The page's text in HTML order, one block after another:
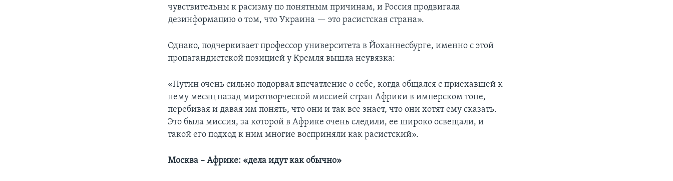
чувствительны к расизму по понятным причинам, и Россия продвигала
дезинформацию о том, что Украина — это расистская страна».
Однако, подчеркивает профессор университета в Йоханнесбурге, именно с этой
пропагандистской позицией у Кремля вышла неувязка:
«Путин очень сильно подорвал впечатление о себе, когда общался с приехавшей к
нему месяц назад миротворческой миссией стран Африки в имперском тоне,
перебивая и давая им понять, что они и так все знает, что они хотят ему сказать.
Это была миссия, за которой в Африке очень следили, ее широко освещали, и
такой его подход к ним многие восприняли как расистский».
Москва – Африке: «дела идут как обычно»